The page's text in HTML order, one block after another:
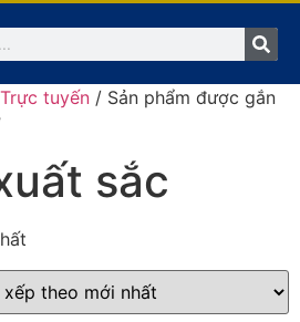
tuyến / Sản phẩm được gắn
sắc